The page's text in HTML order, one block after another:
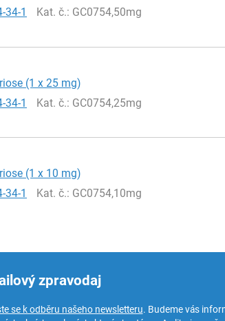
34-1 Kat. č.: GC0754,50mg
(1 x 25 mg)
34-1 Kat. č.: GC0754,25mg
(1 x 10 mg)
34-1 Kat. č.: GC0754,10mg
zpravodaj
se k odběru našeho newsletteru. Budeme vás